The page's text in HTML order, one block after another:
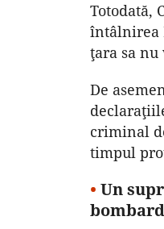
Totodată,
întâlnirea
ţara sa
De
criminal
timpul
• Un